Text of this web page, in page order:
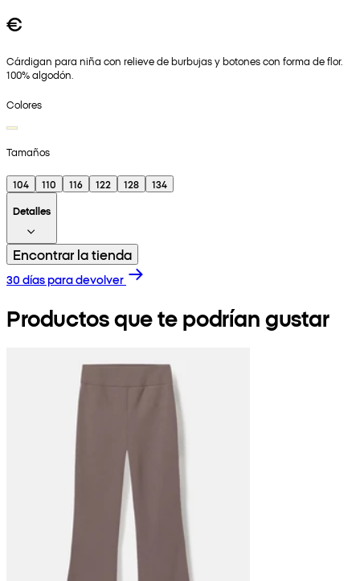
€
Cárdigan para niña con relieve de burbujas y botones con forma de flor.
100% algodón.
Colores
Tamaños
104 110 116 122 128
134
Detalles
Encontrar la tienda
30 días para devolver
Productos que te podrían gustar